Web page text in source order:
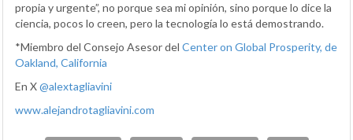
propia y urgente”, no porque sea mi opinión, sino porque lo dice la
ciencia, pocos lo creen, pero la tecnología lo está demostrando.
*Miembro del Consejo Asesor del Center on Global Prosperity, de
Oakland, California
En X@alextagliavini
www.alejandrotagliavini.com